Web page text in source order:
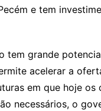
e tem
tem grande
acelerar a
em que hoje os
necessários, o